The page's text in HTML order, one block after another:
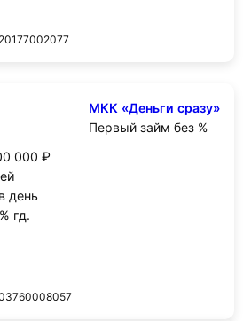
МКК «Деньги сразу»
Первый займ без %
000 ₽
день
гд.